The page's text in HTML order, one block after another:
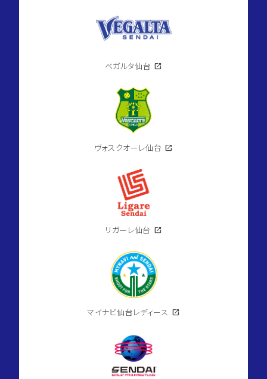
ベガルタ仙台 open_in_new
ヴォスクオーレ仙台 open_in_new
リガーレ仙台 open_in_new
マイナビ仙台レディース open_in_new